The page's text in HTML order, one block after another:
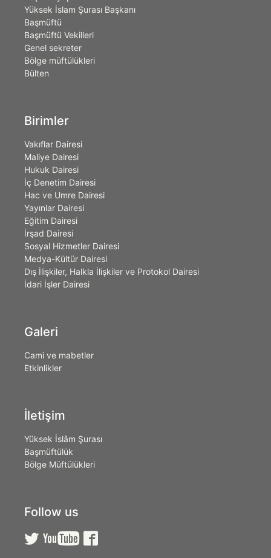
Yüksek İslam Şurası Başkanı
Başmüftü
Başmüftü Vekilleri
Genel sekreter
Bölge müftülükleri
Bülten
Birimler
Vakıflar Dairesi
Maliye Dairesi
Hukuk Dairesi
İç Denetim Dairesi
Hac ve Umre Dairesi
Yayınlar Dairesi
Eğitim Dairesi
İrşad Dairesi
Sosyal Hizmetler Dairesi
Medya-Kültür Dairesi
Dış İlişkiler, Halkla İlişkiler ve Protokol Dairesi
İdari İşler Dairesi
Galeri
Cami ve mabetler
Etkinlikler
İletişim
Yüksek İslâm Şurası
Başmüftülük
Bölge Müftülükleri
Follow us
  